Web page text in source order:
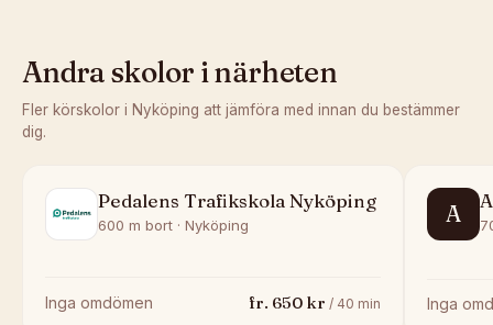
Andra skolor i närheten
Fler körskolor i Nyköping att jämföra med innan du bestämmer
dig.
Pedalens Trafikskola Nyköping
600 m bort · Nyköping
Inga omdömen fr. 650kr / 40 min
A
Inga